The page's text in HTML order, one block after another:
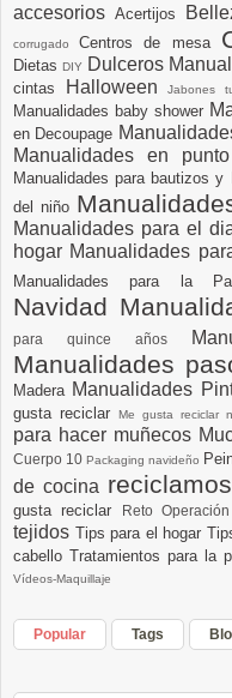
accesoriosAcertijos
corrugadoCentros de mesa
DietasDIY Dulceros
cintas
Halloween Jabones
Manualidades baby shower
en Decoupage
Manualidades en
Manualidades para bautizos y
del niño
Manualidades para el
hogar Manualidades
Manualidades para la
Navidad
para quince años
Manualidades
Madera Manualidades
gusta reciclar
Me gusta reciclar
para hacer muñecos
Cuerpo 10 Packaging navideño
de cocina
gusta reciclar
Reto
tejidos Tips para el hogar
cabello Tratamientos para la
Vídeos-Maquillaje
Popular Tags